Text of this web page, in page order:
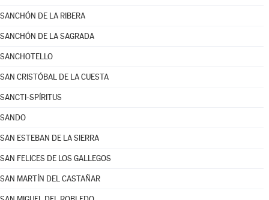
SANCHÓN DE LA RIBERA
SANCHÓN DE LA SAGRADA
SANCHOTELLO
SAN CRISTÓBAL DE LA CUESTA
SANCTI-SPÍRITUS
SANDO
SAN ESTEBAN DE LA SIERRA
SAN FELICES DE LOS GALLEGOS
SAN MARTÍN DEL CASTAÑAR